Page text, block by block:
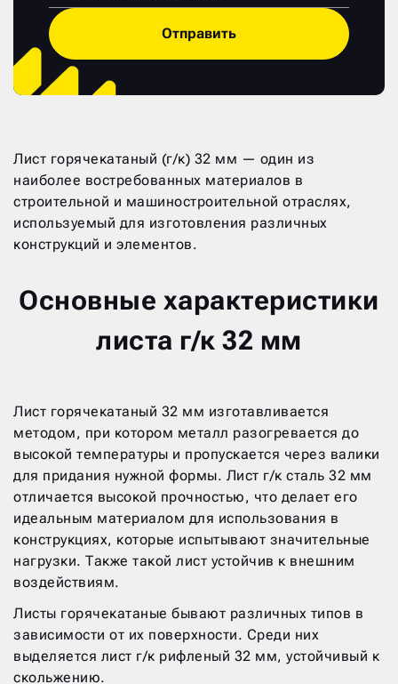
Отправить
Лист горячекатаный (г/к) 32 мм — один из
наиболее востребованных материалов в
строительной и машиностроительной отраслях,
используемый для изготовления различных
конструкций и элементов.
Основные характеристики
листа г/к 32 мм
Лист горячекатаный 32 мм изготавливается
методом, при котором металл разогревается до
высокой температуры и пропускается через валики
для придания нужной формы. Лист г/к сталь 32 мм
отличается высокой прочностью, что делает его
идеальным материалом для использования в
конструкциях, которые испытывают значительные
нагрузки. Также такой лист устойчив к внешним
воздействиям.
Листы горячекатаные бывают различных типов в
зависимости от их поверхности. Среди них
выделяется лист г/к рифленый 32 мм, устойчивый к
скольжению.